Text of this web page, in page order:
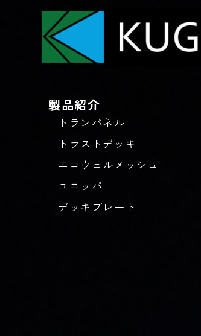
製品紹介
トランパネル
トラストデッキ
エコウェルメッシュ
ユニッパ
デッキプレート